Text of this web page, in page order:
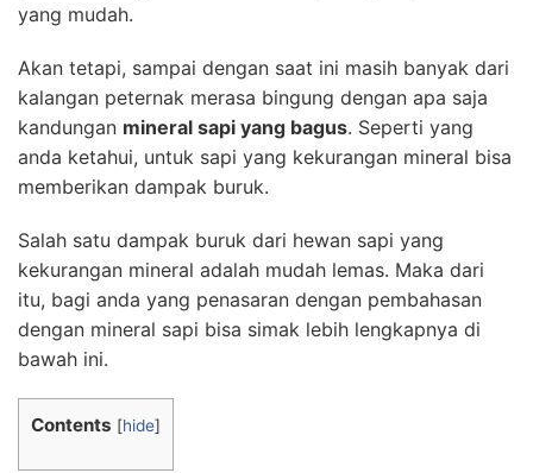
yang mudah.
Akan tetapi, sampai dengan saat ini masih banyak dari
kalangan peternak merasa bingung dengan apa saja
kandungan mineral sapi yang bagus. Seperti yang
anda ketahui, untuk sapi yang kekurangan mineral bisa
memberikan dampak buruk.
Salah satu dampak buruk dari hewan sapi yang
kekurangan mineral adalah mudah lemas. Maka dari
itu, bagi anda yang penasaran dengan pembahasan
dengan mineral sapi bisa simak lebih lengkapnya di
bawah ini.
Contents [hide]